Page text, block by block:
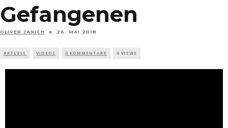
Gefangenen
OLIVER JANICH 26. MAI 2018
AKTUELL VIDEOS 0 KOMMENTARE 0 VIEWS